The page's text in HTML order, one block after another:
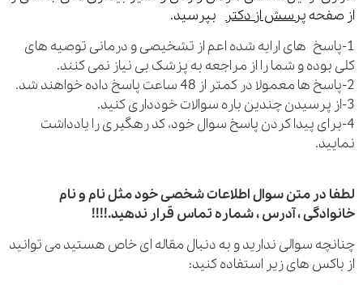
پرسش از دکتربپرسید.
های ارایه شده اعم از تشخیصی و درمانی توصیه های
و شما را از مراجعه به پزشک بی نیاز نمی کنند.
پیدا کردن پاسخ سوال خود، کد رهگیری را یادداشت
در متن سوال اطلاعات شخصی خود مثل نام و نام
، آدرس ، شماره تماس قرار ندهید.!!!!
سوالی ندارید و به دنبال مقاله ای خاص هستید می توانید
های زیر استفاده کنید: